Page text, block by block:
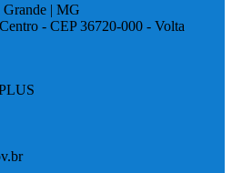
| MG
- CEP 36720-000 - Volta